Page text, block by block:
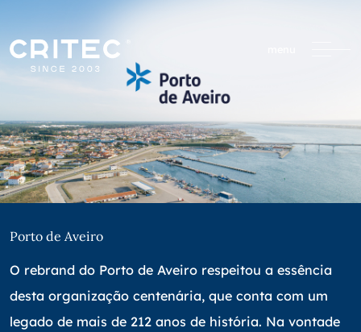
Porto de Aveiro
O rebrand do Porto de Aveiro respeitou a essência
desta organização centenária, que conta com um
legado de mais de 212 anos de história. Na vontade